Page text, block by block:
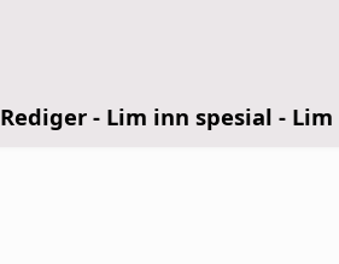
Rediger - Lim inn spesial -